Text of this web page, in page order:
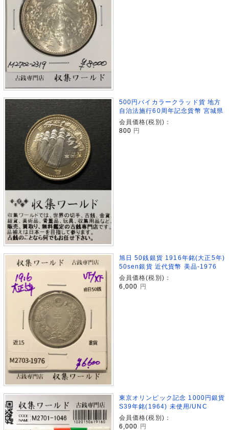
500円バイカラークラッド貨 地方
自治法施行60周年記念貨幣 宮城県
会員価格(税別)：
800 円
旭日 50銭銀貨 1916年銘(大正5年)
50sen銀貨 近代貨幣 美品-1976
会員価格(税別)：
6,000 円
東京オリンピック記念 1000円銀貨
S39年銘(1964) 未使用/UNC
会員価格(税別)：
6,000 円